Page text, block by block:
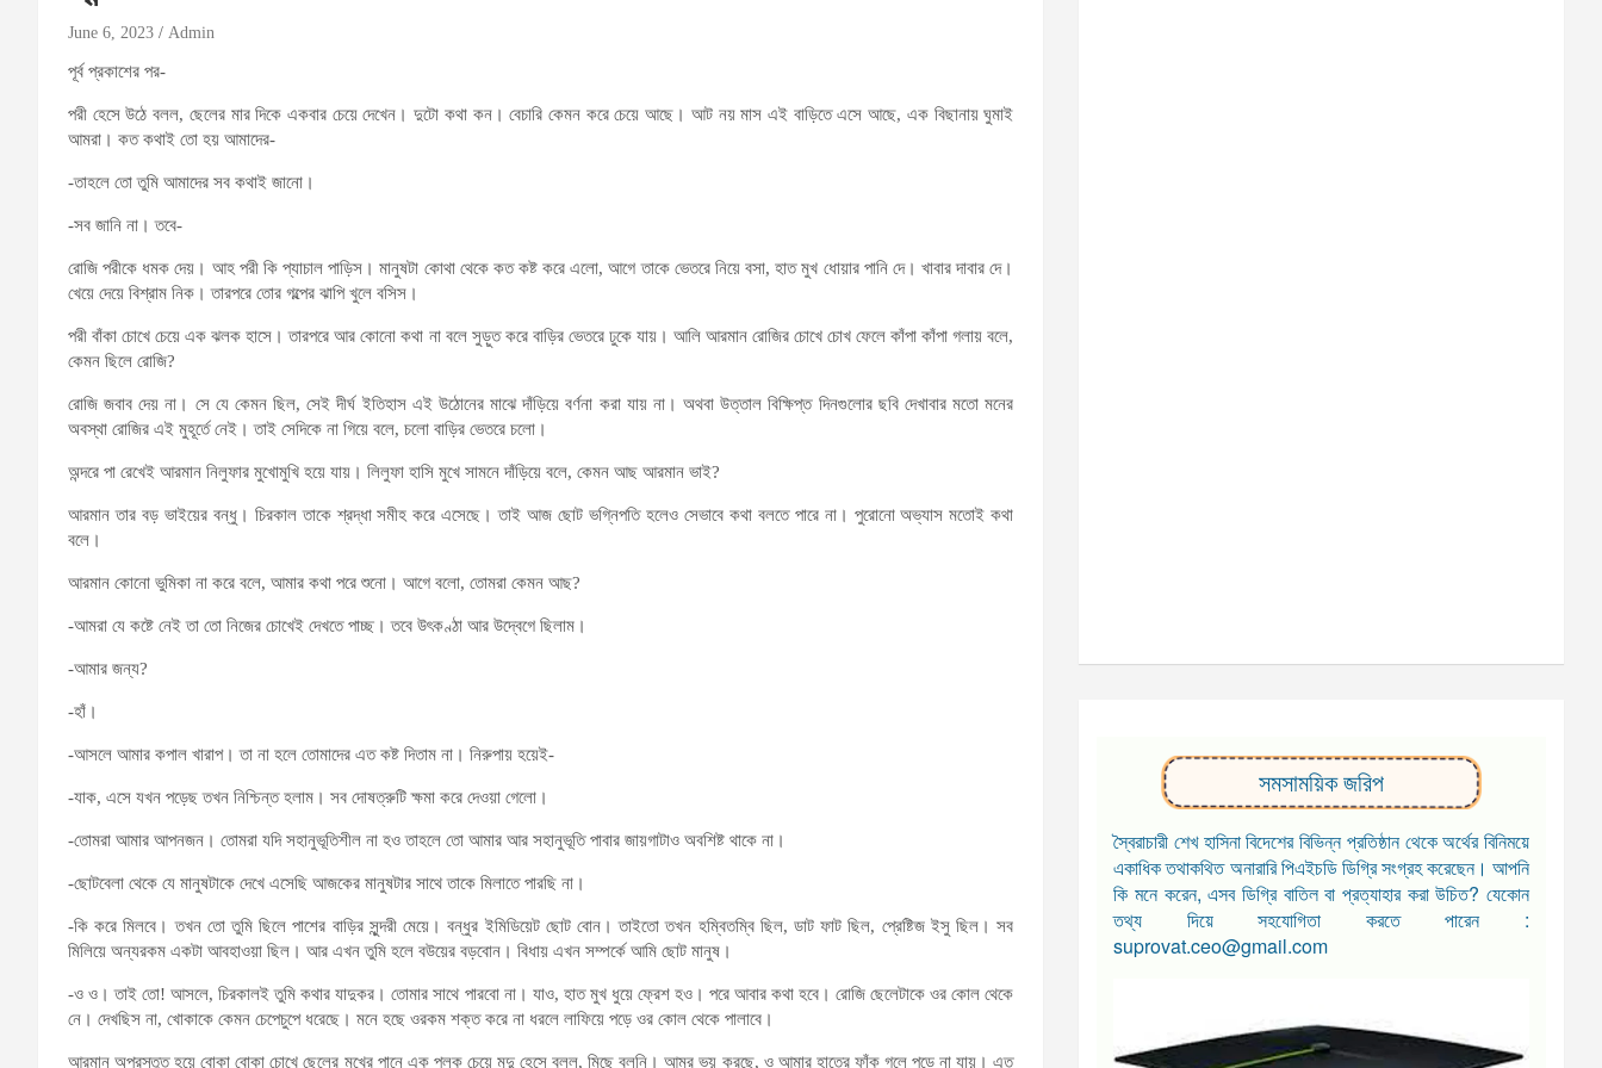
June 6, 2023 Admin
পূর্ব প্রকাশের পর-
পরী হেসে উঠে বলল, ছেলের মার দিকে একবার চেয়ে দেখেন। দুটো কথা কন। বেচারি কেমন করে চেয়ে আছে। আট নয় মাস এই বাড়িতে এসে আছে, এক বিছানায় ঘুমাই
আমরা। কত কথাই তো হয় আমাদের-
-তাহলে তো তুমি আমাদের সব কথাই জানো।
-সব জানি না। তবে-
রোজি পরীকে ধমক দেয়। আহ পরী কি প্যাচাল পাড়িস। মানুষটা কোথা থেকে কত কষ্ট করে এলো, আগে তাকে ভেতরে নিয়ে বসা, হাত মুখ ধোয়ার পানি দে। খাবার দাবার দে।
খেয়ে দেয়ে বিশ্রাম নিক। তারপরে তোর গল্পের ঝাপি খুলে বসিস।
পরী বাঁকা চোখে চেয়ে এক ঝলক হাসে। তারপরে আর কোনো কথা না বলে সুড়ুত করে বাড়ির ভেতরে ঢুকে যায়। আলি আরমান রোজির চোখে চোখ ফেলে কাঁপা কাঁপা গলায় বলে,
কেমন ছিলে রোজি?
রোজি জবাব দেয় না। সে যে কেমন ছিল, সেই দীর্ঘ ইতিহাস এই উঠোনের মাঝে দাঁড়িয়ে বর্ণনা করা যায় না। অথবা উত্তাল বিক্ষিপ্ত দিনগুলোর ছবি দেখাবার মতো মনের
অবস্থা রোজির এই মুহূর্তে নেই। তাই সেদিকে না গিয়ে বলে, চলো বাড়ির ভেতরে চলো।
অন্দরে পা রেখেই আরমান নিলুফার মুখোমুখি হয়ে যায়। লিলুফা হাসি মুখে সামনে দাঁড়িয়ে বলে, কেমন আছ আরমান ভাই?
আরমান তার বড় ভাইয়ের বন্ধু। চিরকাল তাকে শ্রদ্ধা সমীহ করে এসেছে। তাই আজ ছোট ভগ্নিপতি হলেও সেভাবে কথা বলতে পারে না। পুরোনো অভ্যাস মতোই কথা
বলে।
আরমান কোনো ভুমিকা না করে বলে, আমার কথা পরে শুনো। আগে বলো, তোমরা কেমন আছ?
-আমরা যে কষ্টে নেই তা তো নিজের চোখেই দেখতে পাচ্ছ। তবে উৎকণ্ঠা আর উদ্বেগে ছিলাম।
-আমার জন্য?
-হাঁ।
-আসলে আমার কপাল খারাপ। তা না হলে তোমাদের এত কষ্ট দিতাম না। নিরুপায় হয়েই-
-যাক, এসে যখন পড়েছ তখন নিশ্চিন্ত হলাম। সব দোষত্রুটি ক্ষমা করে দেওয়া গেলো।
-তোমরা আমার আপনজন। তোমরা যদি সহানুভূতিশীল না হও তাহলে তো আমার আর সহানুভূতি পাবার জায়গাটাও অবশিষ্ট থাকে না।
-ছোটবেলা থেকে যে মানুষটাকে দেখে এসেছি আজকের মানুষটার সাথে তাকে মিলাতে পারছি না।
-কি করে মিলবে। তখন তো তুমি ছিলে পাশের বাড়ির সুন্দরী মেয়ে। বন্ধুর ইমিডিয়েট ছোট বোন। তাইতো তখন হম্বিতম্বি ছিল, ডাট ফাট ছিল, প্রেষ্টিজ ইসু ছিল। সব
মিলিয়ে অন্যরকম একটা আবহাওয়া ছিল। আর এখন তুমি হলে বউয়ের বড়বোন। বিধায় এখন সম্পর্কে আমি ছোট মানুষ।
-ও ও। তাই তো! আসলে, চিরকালই তুমি কথার যাদুকর। তোমার সাথে পারবো না। যাও, হাত মুখ ধুয়ে ফ্রেশ হও। পরে আবার কথা হবে। রোজি ছেলেটাকে ওর কোল থেকে
নে। দেখছিস না, খোকাকে কেমন চেপেচুপে ধরেছে। মনে হছে ওরকম শক্ত করে না ধরলে লাফিয়ে পড়ে ওর কোল থেকে পালাবে।
আরমান অপ্রস্তুত হয়ে বোকা বোকা চোখে ছেলের মুখের পানে এক পলক চেয়ে মৃদু হেসে বলল, মিছে বলনি। আমর ভয় করছে, ও আমার হাতের ফাঁক গলে পড়ে না যায়। এত
সমসাময়িক জরিপ
স্বৈরাচারী শেখ হাসিনা বিদেশের বিভিন্ন প্রতিষ্ঠান থেকে অর্থের বিনিময়ে
একাধিক তথাকথিত অনারারি পিএইচডি ডিগ্রি সংগ্রহ করেছেন। আপনি
কি মনে করেন, এসব ডিগ্রি বাতিল বা প্রত্যাহার করা উচিত? যেকোন
তথ্য দিয়ে সহযোগিতা করতে পারেন :
suprovat.ceo@gmail.com